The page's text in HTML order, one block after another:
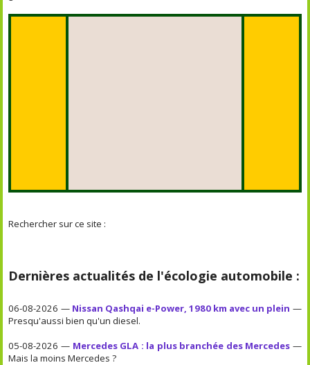
Rechercher sur ce site :
Dernières actualités de l'écologie automobile :
06-08-2026 — Nissan Qashqai e-Power, 1980 km avec un plein —
Presqu'aussi bien qu'un diesel.
05-08-2026 — Mercedes GLA : la plus branchée des Mercedes —
Mais la moins Mercedes ?